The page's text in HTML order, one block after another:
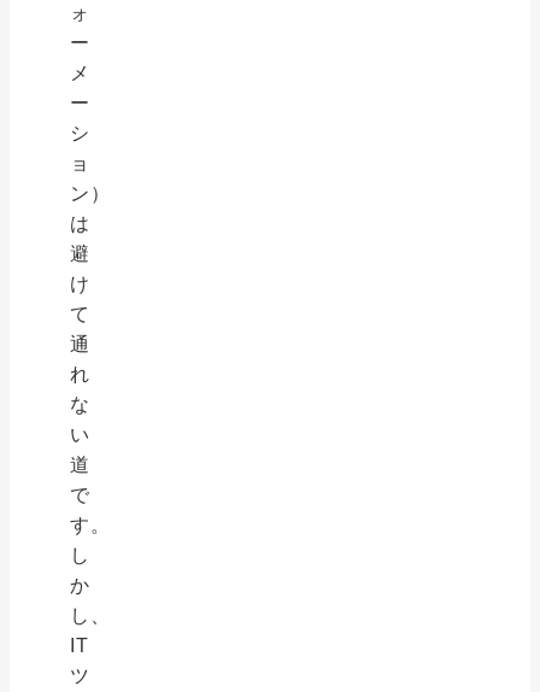
ォ
ー
メ
ー
シ
ョ
ン）
は
避
け
て
通
れ
な
い
道
で
す。
し
か
し、
IT
ツ